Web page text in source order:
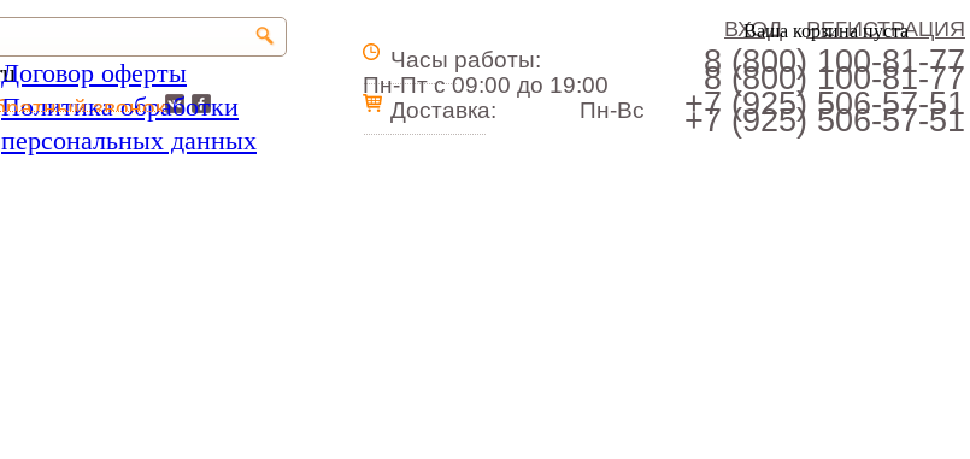
ВХОД
РЕГИСТРАЦИЯ
звонок
Часы работы:
Пн-Пт с 09:00 до 19:00
Доставка:
Пн-Вс
8 (800) 100-81-77
+7 (925) 506-57-51
Ваша корзина пуста
Договор оферты
Политика обработки
персональных данных
8 (800) 100-81-77
+7 (925) 506-57-51